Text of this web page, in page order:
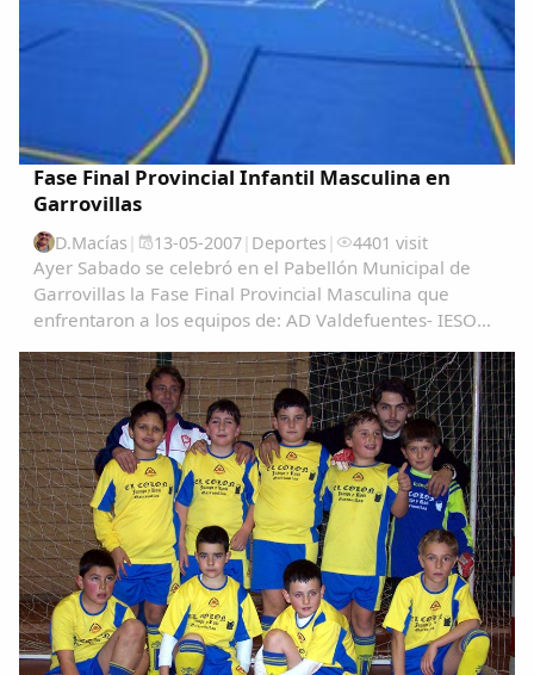
Fase Final Provincial Infantil Masculina en
Garrovillas
D.Macías | 13-05-2007| Deportes | 4401 visit
Ayer Sabado se celebró en el Pabellón Municipal de
Garrovillas la Fase Final Provincial Masculina que
enfrentaron a los equipos de: AD Valdefuentes- IESO
resolviendose el partido en los penaltis en...